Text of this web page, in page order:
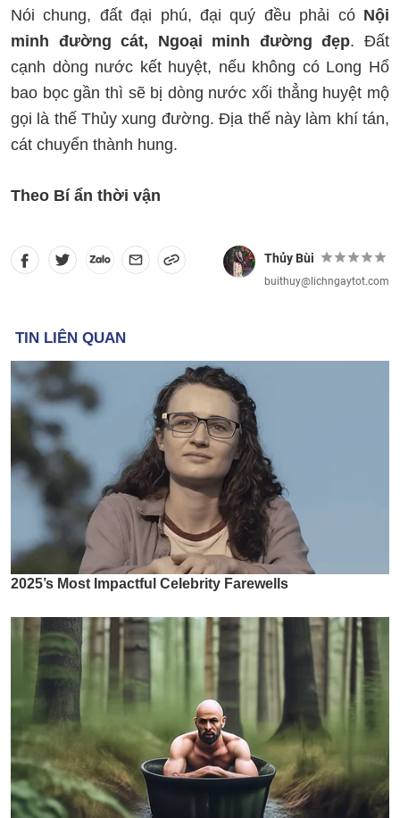
Nói chung, đất đại phú, đại quý đều phải có Nội
minh đường cát, Ngoại minh đường đẹp. Đất
cạnh dòng nước kết huyệt, nếu không có Long Hổ
bao bọc gần thì sẽ bị dòng nước xối thẳng huyệt mộ
gọi là thế Thủy xung đường. Địa thế này làm khí tán,
cát chuyển thành hung.
Theo Bí ẩn thời vận
Thủy Bùi
buithuy@lichngaytot.com